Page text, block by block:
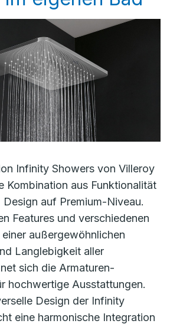
Infinity Showers von Villeroy
Kombination aus Funktionalität
auf Premium-Niveau.
Features und verschiedenen
außergewöhnlichen
Langlebigkeit aller
sich die Armaturen-
hochwertige Ausstattungen.
Design der Infinity
eine harmonische Integration